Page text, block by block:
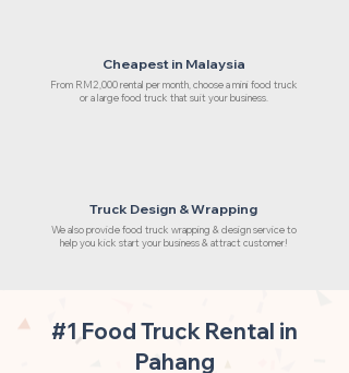
Cheapest in Malaysia
From RM2,000 rental per month, choose a mini food truck
or a large food truck that suit your business.
Truck Design & Wrapping
We also provide food truck wrapping & design service to
help you kick start your business & attract customer!
#1 Food Truck Rental in
Pahang